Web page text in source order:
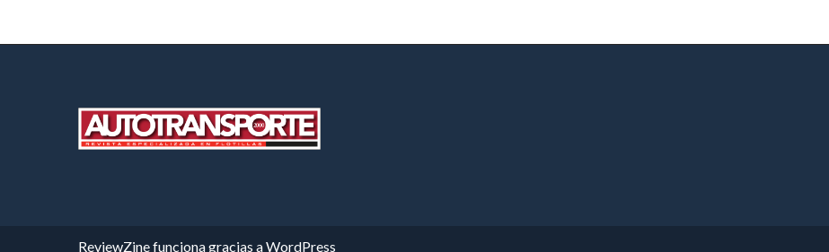
ReviewZinefunciona gracias aWordPress